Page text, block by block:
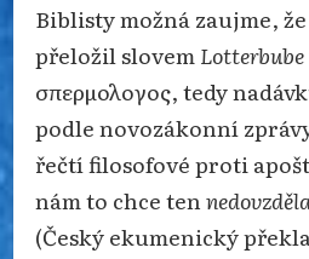
Biblisty možná zaujme,
přeložil slovemLotterbube
σπερμολογος, tedy
podle novozákonní
řečtí filosofové proti
nám to chce ten
(Český ekumenický